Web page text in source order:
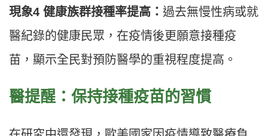
現象4 健康族群接種率提高： 過去無慢性病或就
醫紀錄的健康民眾，在疫情後更願意接種疫
苗，顯示全民對預防醫學的重視程度提高。
醫提醒：保持接種疫苗的習慣